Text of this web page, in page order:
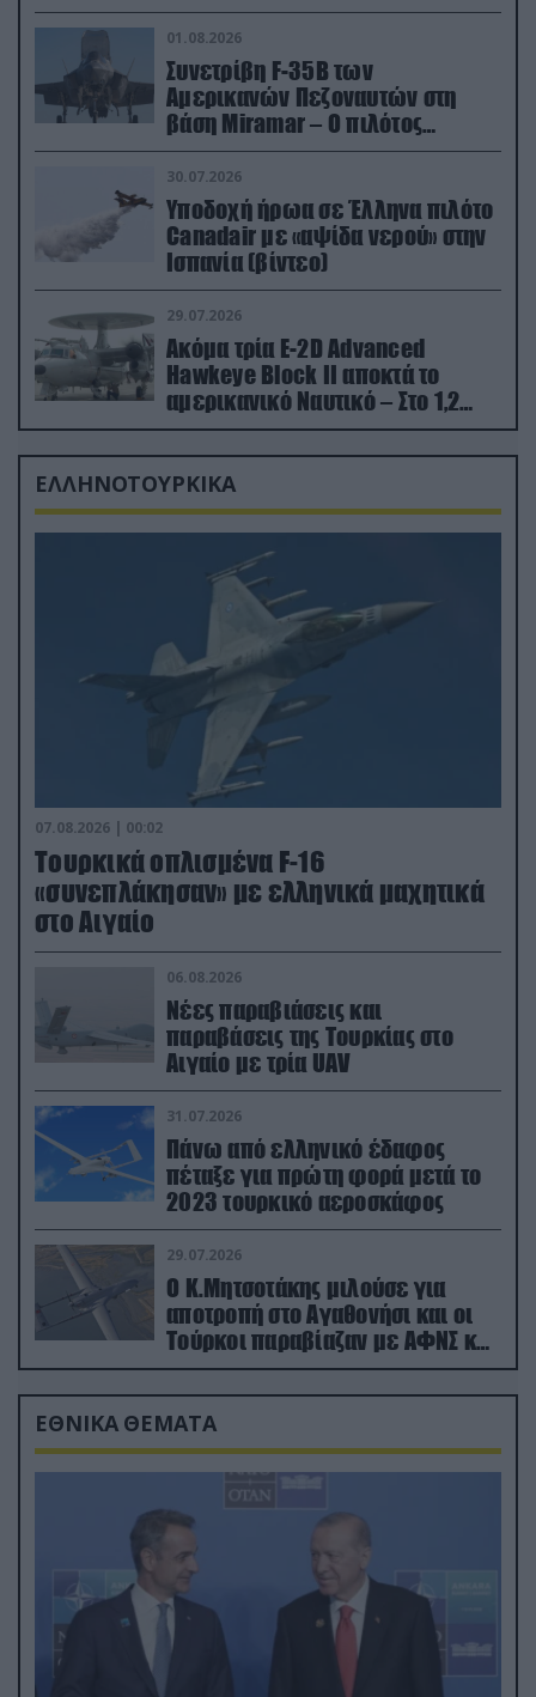
01.08.2026
Συνετρίβη F-35B των
Αμερικανών Πεζοναυτών στη
βάση Miramar – Ο πιλότος
εκτινάχθηκε εγκαίρως
30.07.2026
Υποδοχή ήρωα σε Έλληνα πιλότο
Canadair με «αψίδα νερού» στην
Ισπανία (βίντεο)
29.07.2026
Ακόμα τρία E-2D Advanced
Hawkeye Block II αποκτά το
αμερικανικό Ναυτικό – Στο 1,2
δισ.δολάρια το κόστος
ΕΛΛΗΝΟΤΟΥΡΚΙΚΑ
07.08.2026 | 00:02
Τουρκικά οπλισμένα F-16
«συνεπλάκησαν» με ελληνικά μαχητικά
στο Αιγαίο
06.08.2026
Νέες παραβιάσεις και
παραβάσεις της Τουρκίας στο
Αιγαίο με τρία UAV
31.07.2026
Πάνω από ελληνικό έδαφος
πέταξε για πρώτη φορά μετά το
2023 τουρκικό αεροσκάφος
29.07.2026
Ο Κ.Μητσοτάκης μιλούσε για
αποτροπή στο Αγαθονήσι και οι
Τούρκοι παραβίαζαν με ΑΦΝΣ και
drone
ΕΘΝΙΚΑ ΘΕΜΑΤΑ